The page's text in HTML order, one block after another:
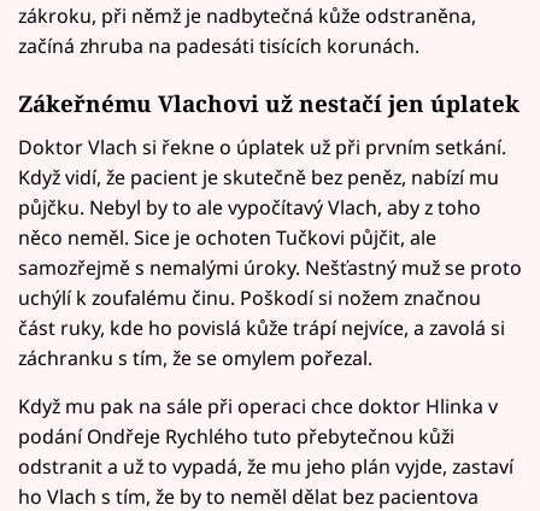
zákroku, při němž je nadbytečná kůže odstraněna,
začíná zhruba na padesáti tisících korunách.
Zákeřnému Vlachovi už nestačí jen úplatek
Doktor Vlach si řekne o úplatek už při prvním setkání.
Když vidí, že pacient je skutečně bez peněz, nabízí mu
půjčku. Nebyl by to ale vypočítavý Vlach, aby z toho
něco neměl. Sice je ochoten Tučkovi půjčit, ale
samozřejmě s nemalými úroky. Nešťastný muž se proto
uchýlí k zoufalému činu. Poškodí si nožem značnou
část ruky, kde ho povislá kůže trápí nejvíce, a zavolá si
záchranku s tím, že se omylem pořezal.
Když mu pak na sále při operaci chce doktor Hlinka v
podání Ondřeje Rychlého tuto přebytečnou kůži
odstranit a už to vypadá, že mu jeho plán vyjde, zastaví
ho Vlach s tím, že by to neměl dělat bez pacientova